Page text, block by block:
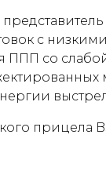
с
ППП со
прицела